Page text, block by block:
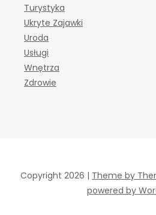
Turystyka
Ukryte Zajawki
Uroda
Usługi
Wnętrza
Zdrowie
Copyright 2026 | Theme by
powered by